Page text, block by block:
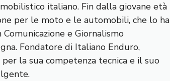
italiano. Fin dalla giovane età
per le moto e le automobili, che lo ha
e Giornalismo
Fondatore di Italiano Enduro,
la sua competenza tecnica e il suo